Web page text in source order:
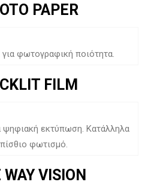
PAPER
για φωτογραφική ποιότητα.
FILM
ψηφιακή εκτύπωση. Κατάλληλα
φωτισμό.
WAY VISION